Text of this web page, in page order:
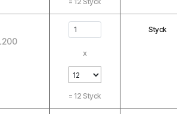
x
= 12 Styck
Styck